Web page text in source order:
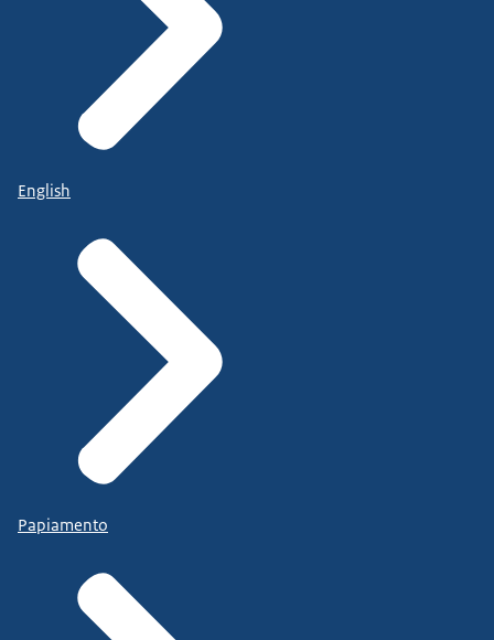
English
Papiamento